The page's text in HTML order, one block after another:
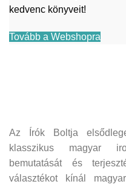
kedvenc könyveit!
Tovább a Webshopra
Az Írók Boltja
klasszikus magyar
bemutatását és
választékot kínál